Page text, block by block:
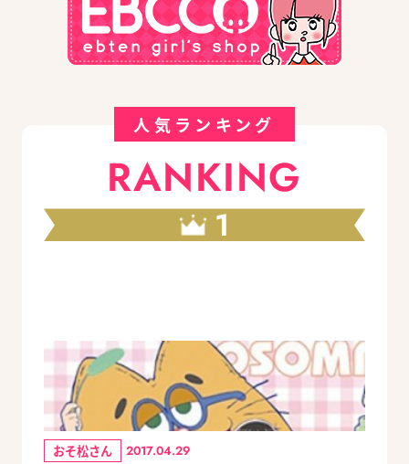
人気ランキング
RANKING
1
おそ松さん 2017.04.29